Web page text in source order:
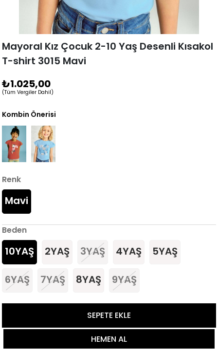
Mayoral Kız Çocuk 2-10 Yaş Desenli Kısakol
T-shirt 3015 Mavi
₺1.025,00
(Tüm Vergiler Dahil)
Kombin Önerisi
Renk
Mavi
Beden
10YAŞ 2YAŞ 3YAŞ 4YAŞ 5YAŞ
6YAŞ 7YAŞ 8YAŞ 9YAŞ